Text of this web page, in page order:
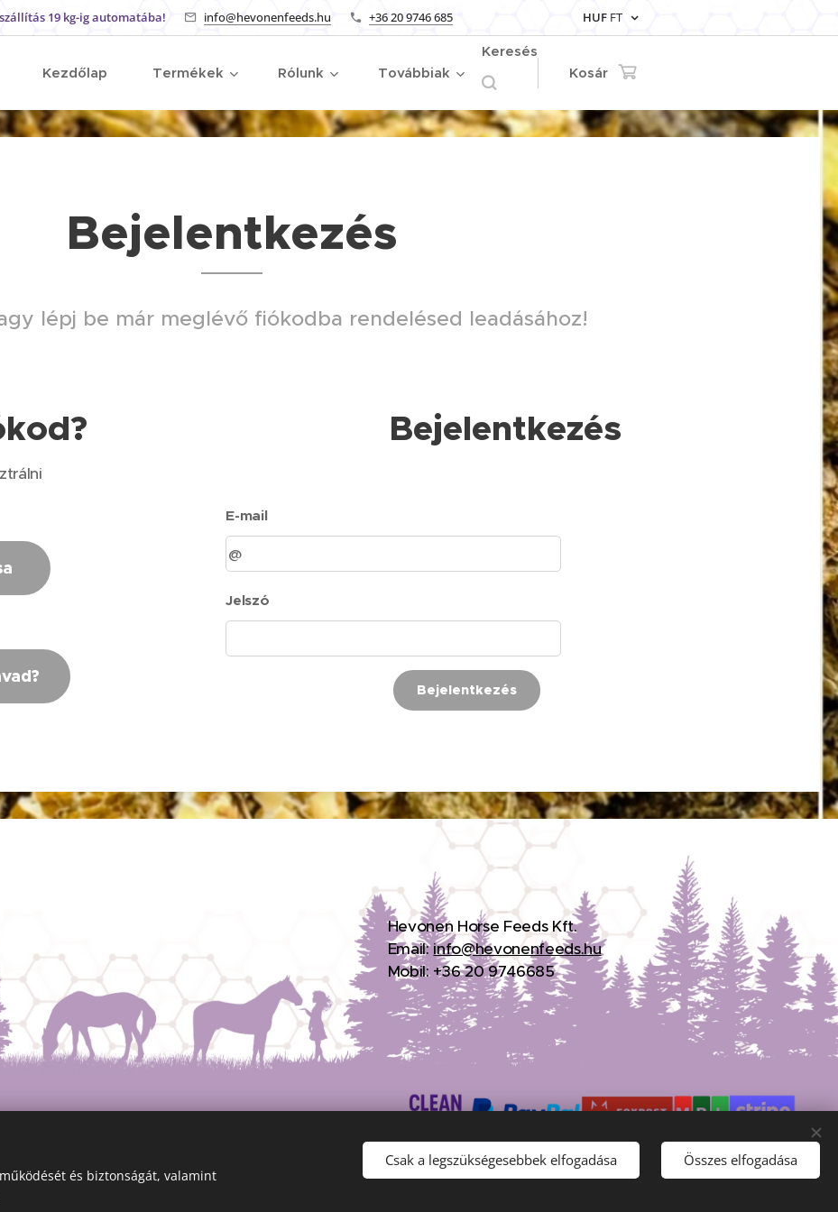
szállítás 19 kg-ig automatába! info@hevonenfeeds.hu +36 20 9746 685 HUF FT
Kezdőlap Termékek Rólunk Továbbiak
Keresés
Kosár
Bejelentkezés
lépj be már meglévő fiókodba rendelésed leadásához!
Bejelentkezés
E-mail
Jelszó
Bejelentkezés
Hevonen Horse Feeds Kft.
Email:info@hevonenfeeds.hu
Mobil: +36 20 9746685
és biztonságát, valamint
Csak a legszükségesebbek elfogadása Összes elfogadása